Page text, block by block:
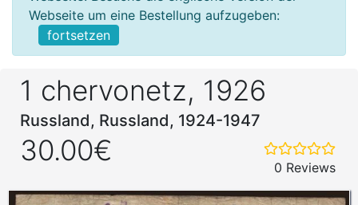
Webseite um eine Bestellung aufzugeben:
fortsetzen
1 chervonetz, 1926
Russland, Russland, 1924-1947
30.00€
0 Reviews